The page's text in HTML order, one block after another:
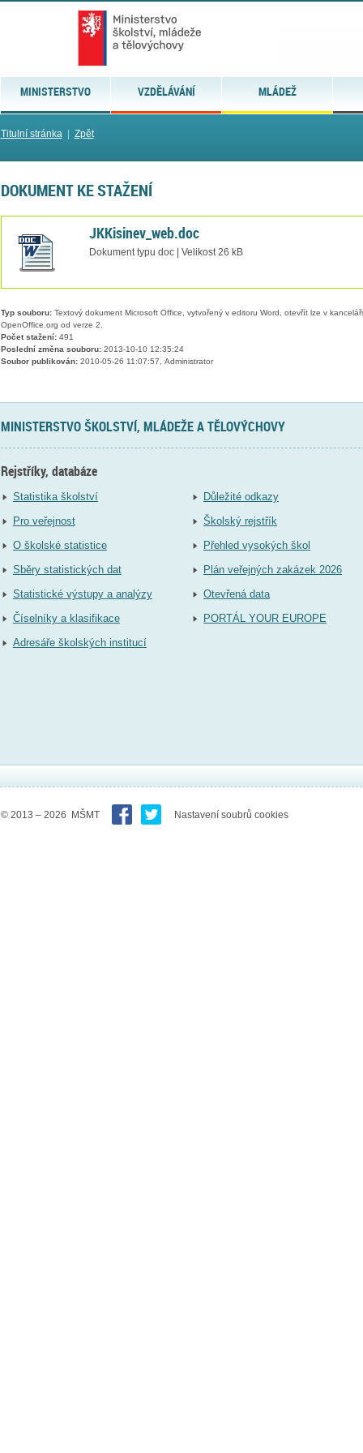
MINISTERSTVO VZDĚLÁVÁNÍ MLÁDEŽ
Titulní stránka| Zpět
DOKUMENT KE STAŽENÍ
JKKisinev_web.doc
Dokument typu doc | Velikost 26 kB
Typ souboru:Textový dokument Microsoft Office, vytvořený v editoru Word, otevřít lze v
OpenOffice.org od verze 2.
Počet stažení:491
Poslední změna souboru:2013-10-10 12:35:24
Soubor publikován:2010-05-26 11:07:57, Administrator
MINISTERSTVO ŠKOLSTVÍ, MLÁDEŽE A TĚLOVÝCHOVY
Rejstříky, databáze
Statistika školství
Pro veřejnost
O školské statistice
Sběry statistických dat
Statistické výstupy a analýzy
Číselníky a klasifikace
Adresáře školských institucí
Důležité odkazy
Školský rejstřík
Přehled vysokých škol
Plán veřejných zakázek 2026
Otevřená data
PORTÁL YOUR EUROPE
© 2013 – 2026 MŠMT Nastavení soubrů cookies